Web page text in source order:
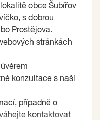
obce Šubířov
s dobrou
Prostějova.
stránkách
konzultace s naší
případně o
kontaktovat